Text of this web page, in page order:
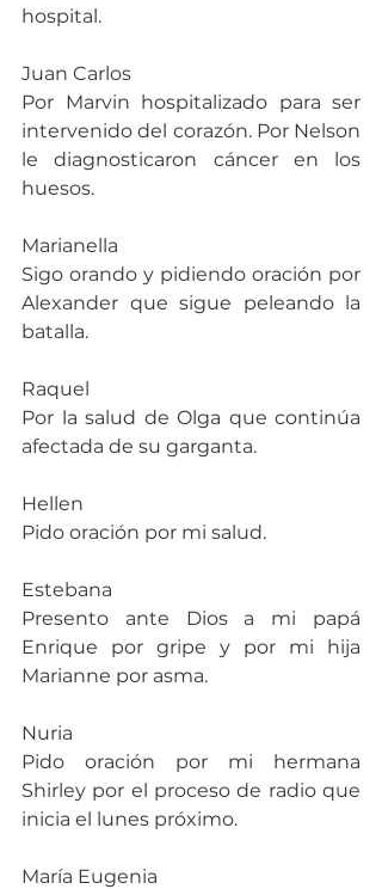
hospital.
Juan Carlos
Por Marvin hospitalizado para ser
intervenido del corazón. Por Nelson
le diagnosticaron cáncer en los
huesos.
Marianella
Sigo orando y pidiendo oración por
Alexander que sigue peleando la
batalla.
Raquel
Por la salud de Olga que continúa
afectada de su garganta.
Hellen
Pido oración por mi salud.
Estebana
Presento ante Dios a mi papá
Enrique por gripe y por mi hija
Marianne por asma.
Nuria
Pido oración por mi hermana
Shirley por el proceso de radio que
inicia el lunes próximo.
María Eugenia